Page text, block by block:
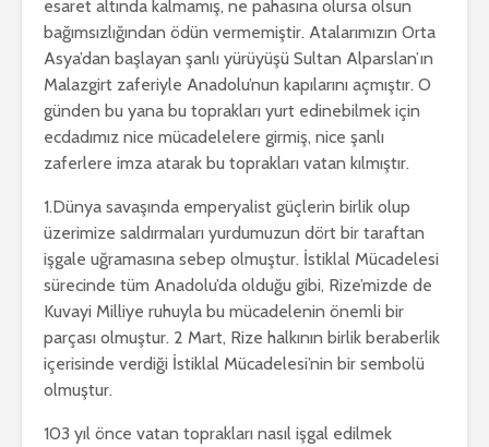
esaret altında kalmamış, ne pahasına olursa olsun
bağımsızlığından ödün vermemiştir. Atalarımızın Orta
Asya’dan başlayan şanlı yürüyüşü Sultan Alparslan’ın
Malazgirt zaferiyle Anadolu’nun kapılarını açmıştır. O
günden bu yana bu toprakları yurt edinebilmek için
ecdadımız nice mücadelelere girmiş, nice şanlı
zaferlere imza atarak bu toprakları vatan kılmıştır.
1.Dünya savaşında emperyalist güçlerin birlik olup
üzerimize saldırmaları yurdumuzun dört bir taraftan
işgale uğramasına sebep olmuştur. İstiklal Mücadelesi
sürecinde tüm Anadolu’da olduğu gibi, Rize’mizde de
Kuvayi Milliye ruhuyla bu mücadelenin önemli bir
parçası olmuştur. 2 Mart, Rize halkının birlik beraberlik
içerisinde verdiği İstiklal Mücadelesi’nin bir sembolü
olmuştur.
103 yıl önce vatan toprakları nasıl işgal edilmek